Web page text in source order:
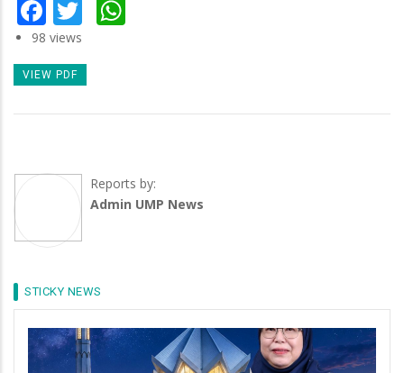
98 views
VIEW PDF
Reports by:
Admin UMP News
STICKY NEWS